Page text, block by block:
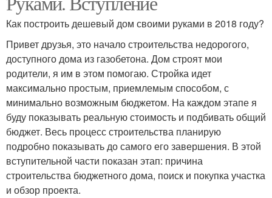
Как построить дешевый дом своими руками в 2018 году?
Привет друзья, это начало строительства недорогого,
доступного дома из газобетона. Дом строят мои
родители, я им в этом помогаю. Стройка идет
максимально простым, приемлемым способом, с
минимально возможным бюджетом. На каждом этапе я
буду показывать реальную стоимость и подбивать общий
бюджет. Весь процесс строительства планирую
подробно показывать до самого его завершения. В этой
вступительной части показан этап: причина
строительства бюджетного дома, поиск и покупка участка
и обзор проекта.